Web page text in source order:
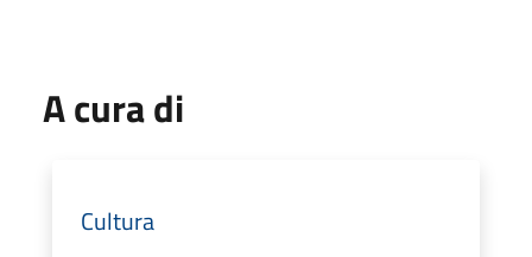
A cura di
Cultura